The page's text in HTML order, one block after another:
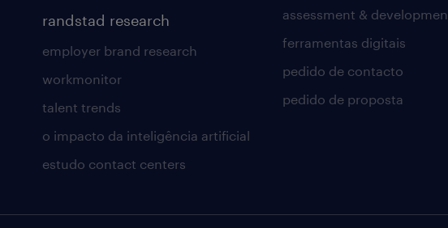
randstad research
employer brand research
workmonitor
talent trends
o impacto da inteligência artificial
estudo contact centers
assessment &
ferramentas digitais
pedido de contacto
pedido de proposta